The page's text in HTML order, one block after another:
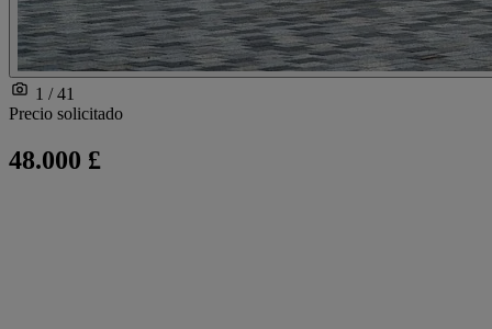
1 / 41
Precio solicitado
48.000 £